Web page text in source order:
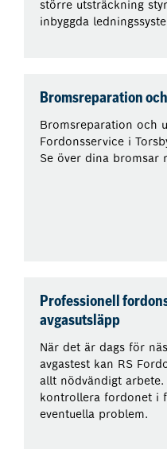
större utsträckning
inbyggda
Bromsreparation
Bromsreparation och
Fordonsservice i
Se över dina bromsar
Professionell
avgasutsläpp
När det är dags för
avgastest kan RS
allt nödvändigt
kontrollera fordonet i
eventuella problem.